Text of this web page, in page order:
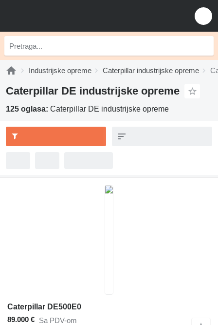
Industrijske opreme Caterpillar industrijske opreme
Caterpillar DE industrijske opreme
125 oglasa: Caterpillar DE industrijske opreme
Caterpillar DE500E0
89.000 € Sa PDV-om